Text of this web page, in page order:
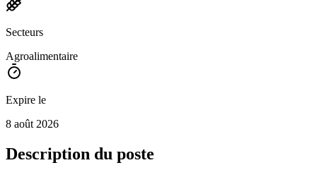
Secteurs
Agroalimentaire
Expire le
8 août 2026
Description du poste